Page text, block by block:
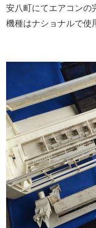
安八町にてエアコンの
機種はナショナルで使